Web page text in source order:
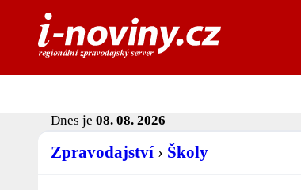
Dnes je 08. 08. 2026
Zpravodajství › Školy